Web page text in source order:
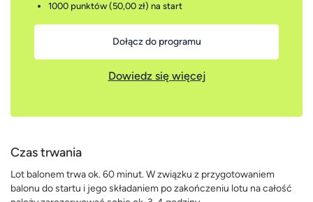
1000 punktów (50,00 zł) na start
Dołącz do programu
Dowiedz się więcej
Czas trwania
Lot balonem trwa ok. 60 minut. W związku z przygotowaniem
balonu do startu i jego składaniem po zakończeniu lotu na całość